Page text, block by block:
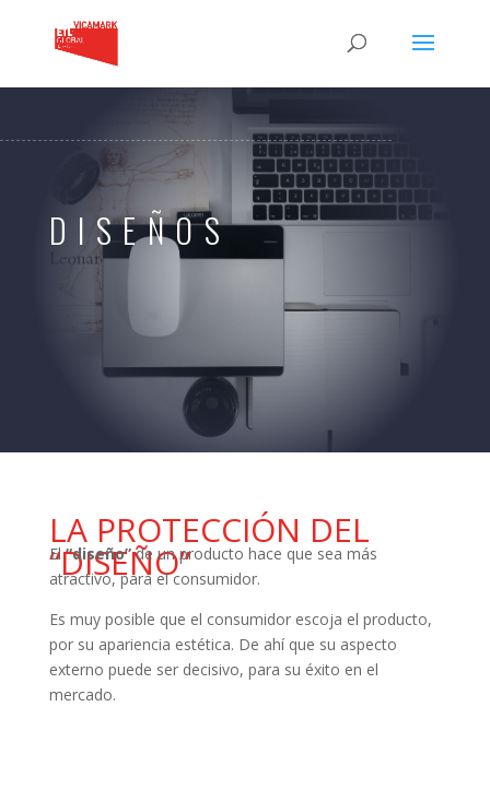
DISEÑOS
LA PROTECCIÓN DEL
“DISEÑO”
El “diseño” de un producto hace que sea más
atractivo, para el consumidor.
Es muy posible que el consumidor escoja el producto,
por su apariencia estética. De ahí que su aspecto
externo puede ser decisivo, para su éxito en el
mercado.